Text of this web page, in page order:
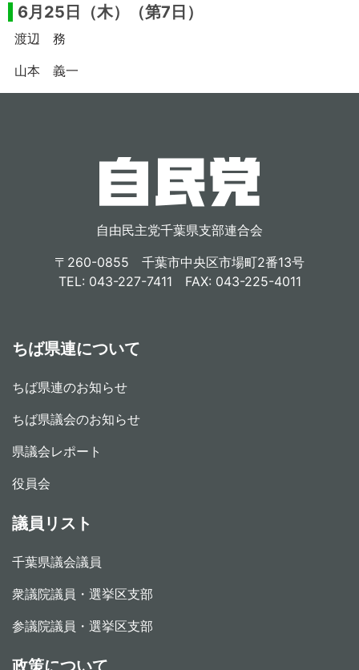
6月25日（木）（第7日）
渡辺 務
山本 義一
自由民主党千葉県支部連合会
〒260-0855 千葉市中央区市場町2番13号
TEL: 043-227-7411 FAX: 043-225-4011
ちば県連について
ちば県連のお知らせ
ちば県議会のお知らせ
県議会レポート
役員会
議員リスト
千葉県議会議員
衆議院議員・選挙区支部
参議院議員・選挙区支部
政策について